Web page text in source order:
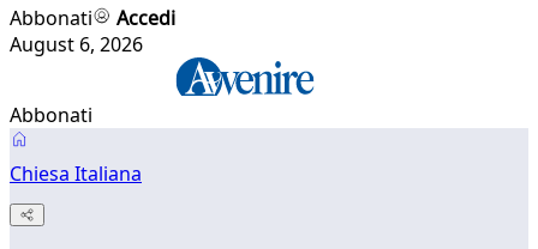
Abbonati
Accedi
August 6, 2026
Abbonati
Chiesa Italiana